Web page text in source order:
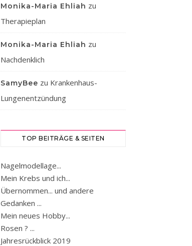
Monika-Maria Ehliah zu
Therapieplan
Monika-Maria Ehliah zu
Nachdenklich
SamyBee zu Krankenhaus-
Lungenentzündung
TOP BEITRÄGE & SEITEN
Nagelmodellage...
Mein Krebs und ich...
Übernommen... und andere
Gedanken ...
Mein neues Hobby...
Rosen ? ...
Jahresrückblick 2019